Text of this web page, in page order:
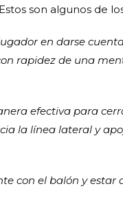
son algunos de
en darse
rapidez de una
efectiva para
la línea lateral y
con el balón y